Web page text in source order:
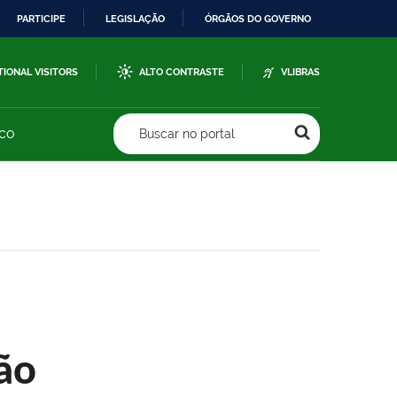
PARTICIPE LEGISLAÇÃO ÓRGÃOS DO GOVERNO
VISITORS ALTO CONTRASTE VLIBRAS
Buscar no portal